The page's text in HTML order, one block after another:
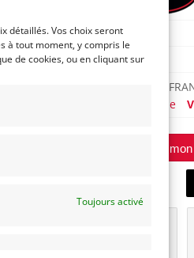
détaillés. Vos choix seront
à tout moment, y compris le
de cookies, ou en cliquant sur
Toujours activé
Modèle :
RP21
Année :
1975
(69) Rhône
Modifier